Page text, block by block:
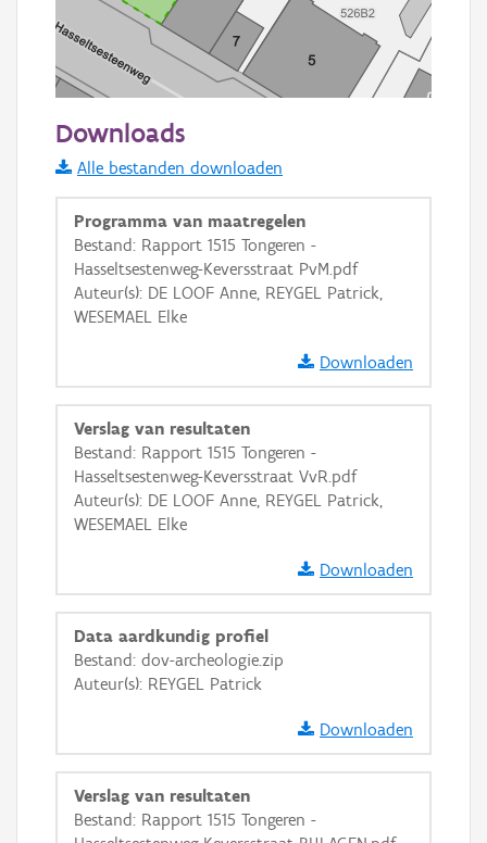
Informatie Vlaanderen
i
+ −
Basis Lagen
OSM-Basiskaart
Ortho
Downloads
Alle bestanden downloaden
Programma van maatregelen
Bestand: Rapport 1515 Tongeren -
Hasseltsestenweg-Keversstraat PvM.pdf
Auteur(s): DE LOOF Anne, REYGEL Patrick,
WESEMAEL Elke
Downloaden
Verslag van resultaten
Bestand: Rapport 1515 Tongeren -
Hasseltsestenweg-Keversstraat VvR.pdf
Auteur(s): DE LOOF Anne, REYGEL Patrick,
WESEMAEL Elke
Downloaden
Data aardkundig profiel
Bestand: dov-archeologie.zip
Auteur(s): REYGEL Patrick
Downloaden
Verslag van resultaten
Bestand: Rapport 1515 Tongeren -